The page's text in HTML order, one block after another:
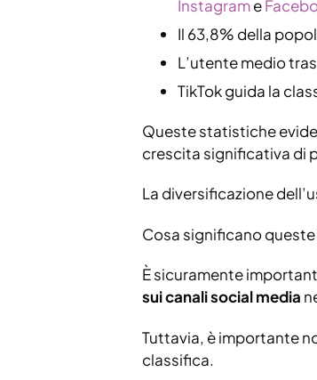
Instagrame
Il 63,8% della
L’utente medio
TikTok guida la
Queste statistiche
crescita significativa di
La diversificazione
Cosa significano
È sicuramente
sui canali social media
Tuttavia, è importante
classifica.